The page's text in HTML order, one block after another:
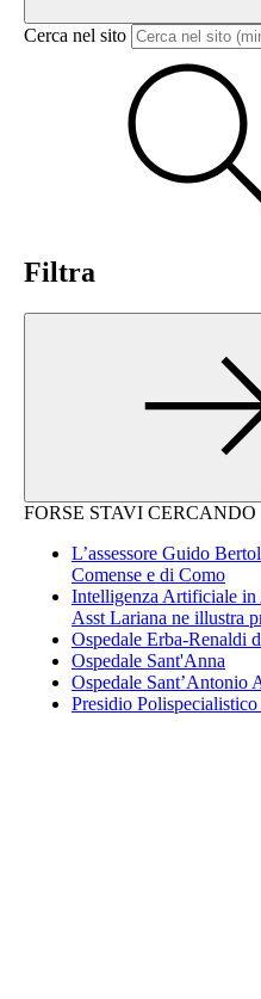
Cerca nel sito
Filtra
FORSE STAVI CERCANDO
L’assessore Guido
Comense e di Como
Intelligenza Artificiale in
Asst Lariana ne illustra
Ospedale Erba-Renaldi
Ospedale Sant'Anna
Ospedale Sant’Antonio
Presidio